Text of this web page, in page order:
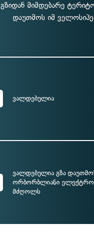
გზიდან მიმდებარე
დაუთმოს იმ
ვალდებულია
ვალდებულია გზა
ორბორბლიანი
მძღოლს